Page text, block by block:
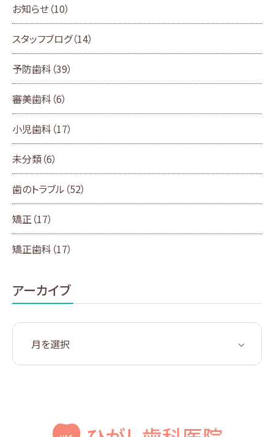
お知らせ（10）
スタッフブログ（14）
予防歯科 （39）
審美歯科 （6）
小児歯科 （17）
未分類（6）
歯のトラブル （52）
矯正 （17）
矯正歯科 （17）
アーカイブ